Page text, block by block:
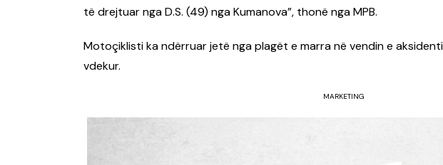
të drejtuar nga D.S. (49) nga Kumanova”, thonë nga MPB.
Motoçiklisti ka ndërruar jetë nga plagët e marra në vendin e
vdekur.
MARKETING